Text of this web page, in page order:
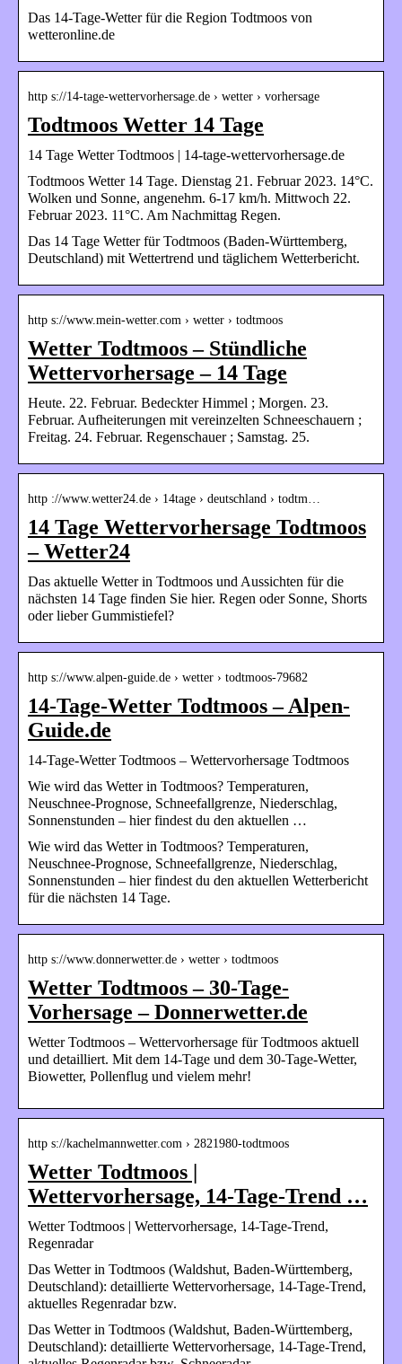
Das 14-Tage-Wetter für die Region Todtmoos von
wetteronline.de
http s://14-tage-wettervorhersage.de › wetter › vorhersage
Todtmoos Wetter 14 Tage
14 Tage Wetter Todtmoos | 14-tage-wettervorhersage.de
Todtmoos Wetter 14 Tage. Dienstag 21. Februar 2023. 14°C.
Wolken und Sonne, angenehm. 6-17 km/h. Mittwoch 22.
Februar 2023. 11°C. Am Nachmittag Regen.
Das 14 Tage Wetter für Todtmoos (Baden-Württemberg,
Deutschland) mit Wettertrend und täglichem Wetterbericht.
http s://www.mein-wetter.com › wetter › todtmoos
Wetter Todtmoos – Stündliche
Wettervorhersage – 14 Tage
Heute. 22. Februar. Bedeckter Himmel ; Morgen. 23.
Februar. Aufheiterungen mit vereinzelten Schneeschauern ;
Freitag. 24. Februar. Regenschauer ; Samstag. 25.
http ://www.wetter24.de › 14tage › deutschland › todtm…
14 Tage Wettervorhersage Todtmoos
– Wetter24
Das aktuelle Wetter in Todtmoos und Aussichten für die
nächsten 14 Tage finden Sie hier. Regen oder Sonne, Shorts
oder lieber Gummistiefel?
http s://www.alpen-guide.de › wetter › todtmoos-79682
14-Tage-Wetter Todtmoos – Alpen-
Guide.de
14-Tage-Wetter Todtmoos – Wettervorhersage Todtmoos
Wie wird das Wetter in Todtmoos? Temperaturen,
Neuschnee-Prognose, Schneefallgrenze, Niederschlag,
Sonnenstunden – hier findest du den aktuellen …
Wie wird das Wetter in Todtmoos? Temperaturen,
Neuschnee-Prognose, Schneefallgrenze, Niederschlag,
Sonnenstunden – hier findest du den aktuellen Wetterbericht
für die nächsten 14 Tage.
http s://www.donnerwetter.de › wetter › todtmoos
Wetter Todtmoos – 30-Tage-
Vorhersage – Donnerwetter.de
Wetter Todtmoos – Wettervorhersage für Todtmoos aktuell
und detailliert. Mit dem 14-Tage und dem 30-Tage-Wetter,
Biowetter, Pollenflug und vielem mehr!
http s://kachelmannwetter.com › 2821980-todtmoos
Wetter Todtmoos |
Wettervorhersage, 14-Tage-Trend …
Wetter Todtmoos | Wettervorhersage, 14-Tage-Trend,
Regenradar
Das Wetter in Todtmoos (Waldshut, Baden-Württemberg,
Deutschland): detaillierte Wettervorhersage, 14-Tage-Trend,
aktuelles Regenradar bzw.
Das Wetter in Todtmoos (Waldshut, Baden-Württemberg,
Deutschland): detaillierte Wettervorhersage, 14-Tage-Trend,